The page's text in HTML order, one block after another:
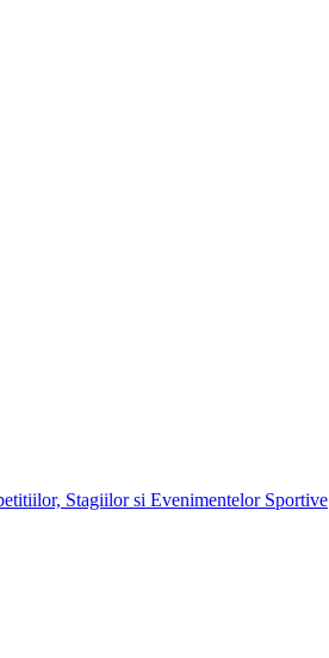
Stagiilor si Evenimentelor Sportive